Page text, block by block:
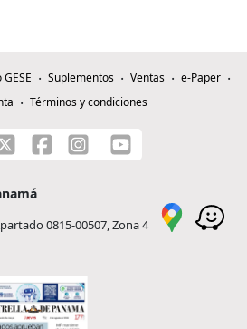
Suplementos Ventas
e-Paper
Términos y condiciones
0815-00507, Zona 4